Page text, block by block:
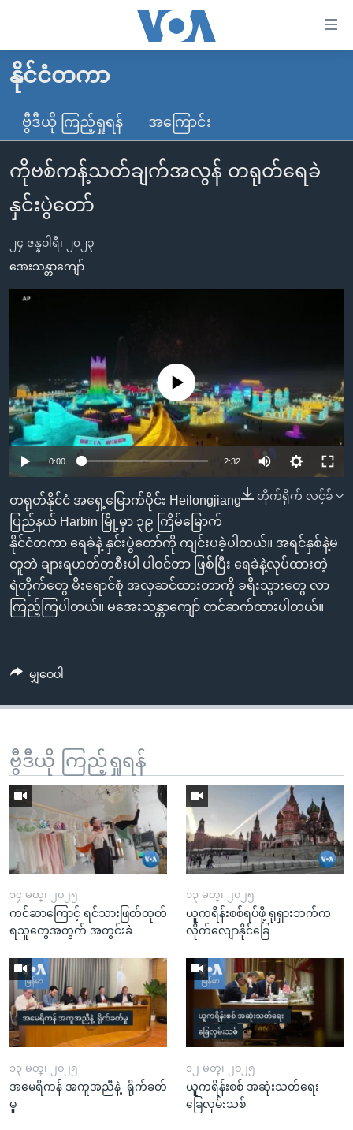
လွယ်ကူ
စေ
သည့်
Link
များ
ပင်မ
သို့
ကျော်
ကြည့်
စာမျက်နှာ
သို့
ကျော်
ကြည့်
ရှာဖွေ
ရန်
နေရာ
သို့
ကျော်
ရန်
မူလစာမျက်နှာ
မြန်မာ
ကမ္ဘာ့သတင်းများ
နိုင်ငံတကာ
အမေရိကန်
အစ္စရေး-ပါလက်စတိုင်း
ဗွီဒီယို
သတင်းလွတ်လပ်ခွင့်
ရပ်ဝန်းတခု လမ်းတခု အလွန်
အင်္ဂလိပ်စာလေ့လာမယ်
ရုပ်ရှင်ထဲက အင်္ဂလိပ်စာ
သုတပဒေသာ အင်္ဂလိပ်စာ
ရေဒီယို/တီဗွီအစီအစဉ်
Learning English
ဗွီအိုအေ လူမှုကွန်ယက်များ
ဘာသာစကားများ
နိုင်ငံတကာ
ဗွီဒီယို ကြည့်ရှုရန် အကြောင်း
ကိုဗစ်ကန့်သတ်ချက်အလွန် တရုတ်ရေခဲ
နှင်းပွဲတော်
၂၄ ဇန္နဝါရီ၊ ၂၀၂၃
အေးသန္တာကျော်
No media source currently available
0:00 2:32
တိုက်ရိုက် လင့်ခ်
တရုတ်နိုင်ငံ အရှေ့မြောက်ပိုင်း Heilongjiang
ပြည်နယ် Harbin မြို့မှာ ၃၉ ကြိမ်မြောက်
နိုင်ငံတကာ ရေခဲနဲ့ နှင်းပွဲတော်ကို ကျင်းပခဲ့ပါတယ်။ အရင်နှစ်နဲ့မ
တူဘဲ ချားရဟတ်တစီးပါ ပါဝင်တာ ဖြစ်ပြီး ရေခဲနဲ့လုပ်ထားတဲ့
ရဲတိုက်တွေ မီးရောင်စုံ အလှဆင်ထားတာကို ခရီးသွားတွေ လာ
ကြည့်ကြပါတယ်။ မအေးသန္တာကျော် တင်ဆက်ထားပါတယ်။
မျှဝေပါ
ဗွီဒီယို ကြည့်ရှုရန်
၁၄ မတ္၊ ၂၀၂၅
ကင်ဆာကြောင့် ရင်သားဖြတ်ထုတ်
ရသူတွေအတွက် အတွင်းခံ
၁၃ မတ္၊ ၂၀၂၅
ယူကရိန်းစစ်ရပ်ဖို့ ရုရှားဘက်က
လိုက်လျောနိုင်ခြေ
၁၃ မတ္၊ ၂၀၂၅
အမေရိကန် အကူအညီနဲ့ ရိုက်ခတ်
မှု
၁၂ မတ္၊ ၂၀၂၅
ယူကရိန်းစစ် အဆုံးသတ်ရေး
ခြေလှမ်းသစ်